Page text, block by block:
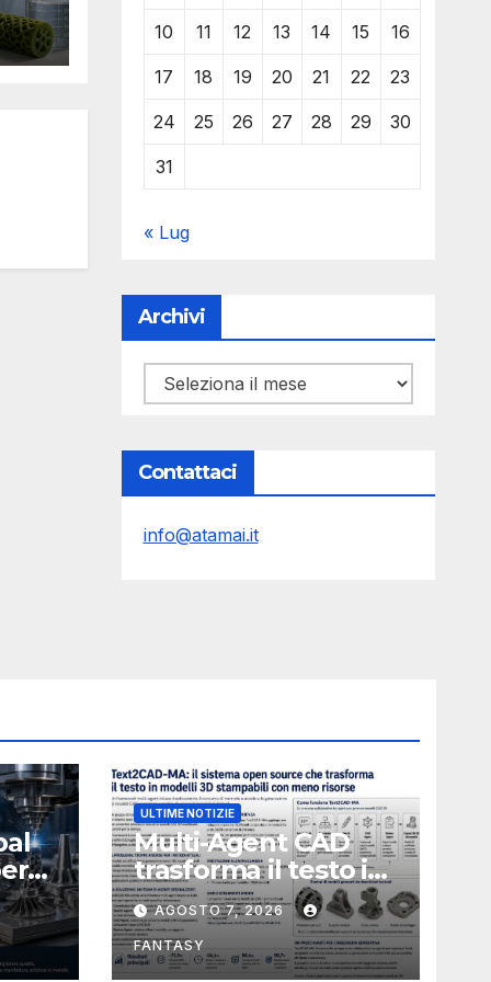
10 11 12 13 14 15 16
17 18 19 20 21 22 23
24 25 26 27 28 29 30
31
« Lug
Archivi
Archivi
Contattaci
info@atamai.it
ULTIME NOTIZIE
Multi-Agent CAD
trasforma il testo in
CAD usando 116
volte meno token
AGOSTO 7, 2026
FANTASY